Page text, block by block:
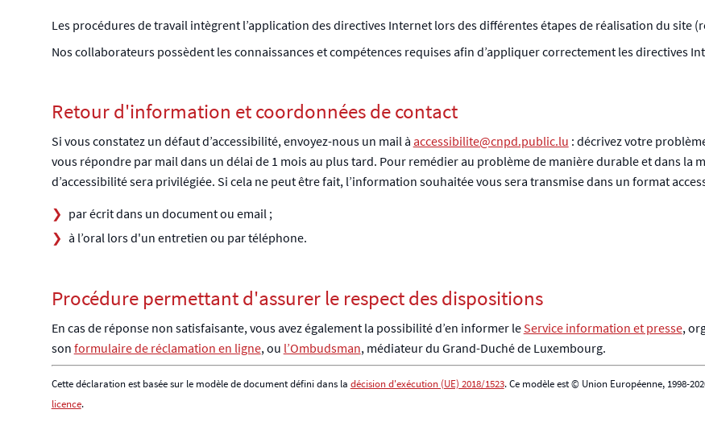
Les procédures de travail intègrent l’application des directives Internet lors des différentes étapes de réalisation du site
Nos collaborateurs possèdent les connaissances et compétences requises afin d’appliquer correctement les directives
Retour d'information et coordonnées de contact
Si vous constatez un défaut d’accessibilité, envoyez-nous un mail à accessibilite@cnpd.public.lu : décrivez votre
vous répondre par mail dans un délai de 1 mois au plus tard. Pour remédier au problème de manière durable et dans la
d’accessibilité sera privilégiée. Si cela ne peut être fait, l’information souhaitée vous sera transmise dans un format
par écrit dans un document ou email ;
à l’oral lors d'un entretien ou par téléphone.
Procédure permettant d'assurer le respect des dispositions
En cas de réponse non satisfaisante, vous avez également la possibilité d’en informer le Service information et presse,
son formulaire de réclamation en ligne, ou l’Ombudsman, médiateur du Grand-Duché de Luxembourg.
Cette déclaration est basée sur le modèle de document défini dans la décision d'exécution (UE) 2018/1523. Ce modèle est © Union Européenne, 1998-
licence.